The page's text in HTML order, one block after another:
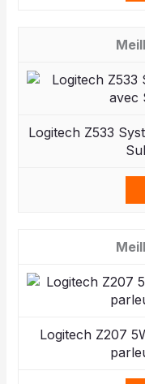
Logitech Z533
Logitech Z207